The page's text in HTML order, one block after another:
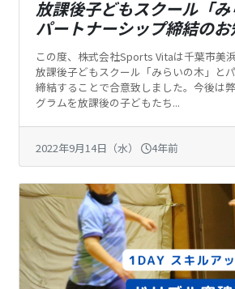
放課後子どもスクール「
パートナーシップ締結のお
この度、株式会社Sports Vitaは千葉市美
放課後子どもスクール「みらいの木」と
締結することで合意致しました。今後は
グラムを放課後の子どもたち...
2022年9月14日（水） 4年前